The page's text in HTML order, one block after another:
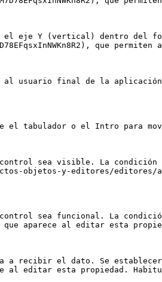
eje Y (vertical) dentro del
que
al usuario final de la
el tabulador o el Intro para
sea visible. La condición
objetos-y-editores/
sea funcional. La
aparece al editar esta
a recibir el dato. Se
editar esta propiedad.